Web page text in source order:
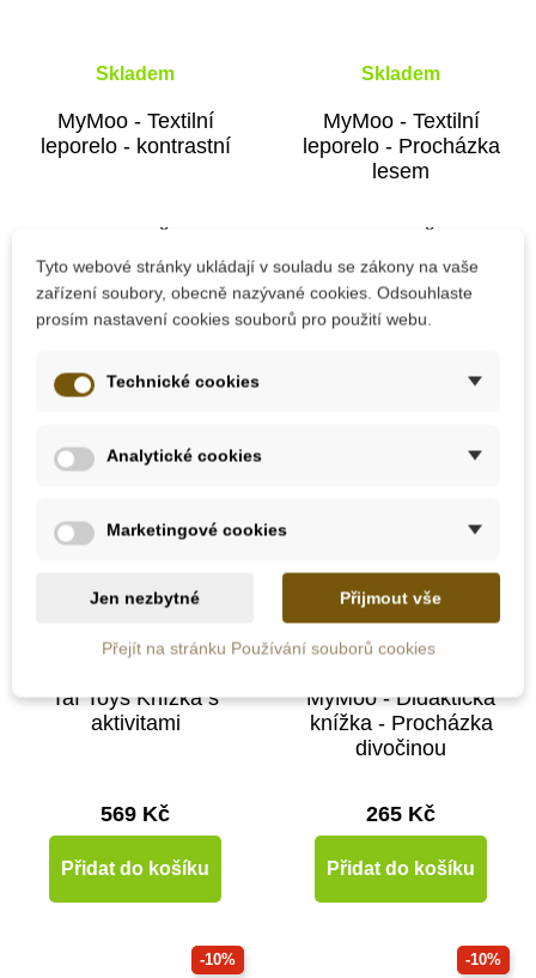
Skladem
MyMoo - Textilní
leporelo - kontrastní
368 Kč
Přidat do košíku
Skladem
MyMoo - Textilní
leporelo - Procházka
lesem
368 Kč
Přidat do košíku
Novinka
Skladem
Taf Toys Knížka s
aktivitami
569 Kč
Přidat do košíku
Skladem
MyMoo - Didaktická
knížka - Procházka
divočinou
265 Kč
Přidat do košíku
-10% -10%
Tyto webové stránky ukládají v souladu se zákony na vaše
zařízení soubory, obecně nazývané cookies. Odsouhlaste
prosím nastavení cookies souborů pro použití webu.
Technické cookies
Analytické cookies
Marketingové cookies
Jen nezbytné Přijmout vše
Přejít na stránku Používání souborů cookies